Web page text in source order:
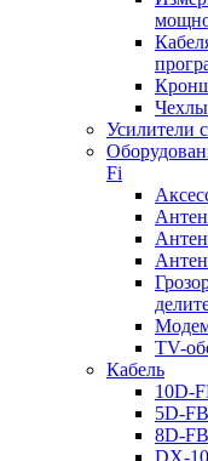
Чехлы
Усилители
Fi
TV-
Кабель
10D-
5D-FB
8D-FB